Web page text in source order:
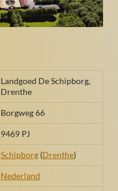
Landgoed De Schipborg,
Drenthe
Borgweg 66
9469 PJ
Schipborg (Drenthe)
Nederland